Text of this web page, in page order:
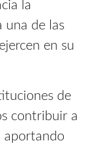
la
una de las
en su
de
contribuir a
aportando